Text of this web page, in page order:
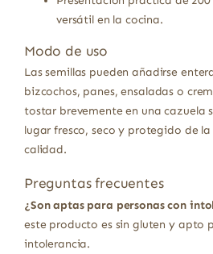
versátil en la cocina.
Modo de uso
Las semillas pueden añadirse
bizcochos, panes, ensaladas o
tostar brevemente en una cazuela
lugar fresco, seco y protegido de la
calidad.
Preguntas frecuentes
¿Son aptas para personas con
este producto es sin gluten y apto
intolerancia.